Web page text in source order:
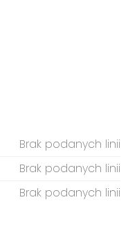
Brak podanych linii
Brak podanych linii
Brak podanych linii